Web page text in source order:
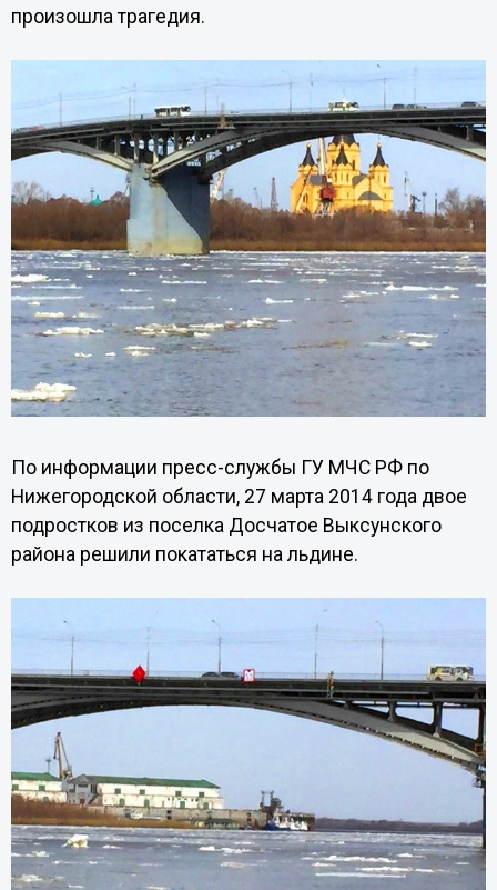
произошла трагедия.
По информации пресс-службы ГУ МЧС РФ по
Нижегородской области, 27 марта 2014 года двое
подростков из поселка Досчатое Выксунского
района решили покататься на льдине.